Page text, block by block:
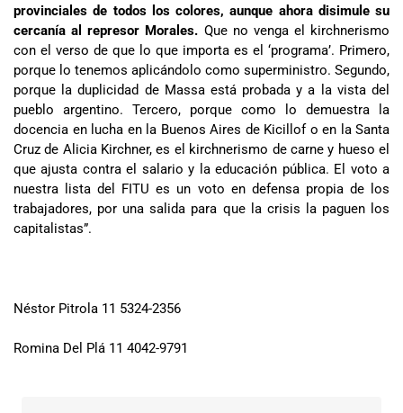
provinciales de todos los colores, aunque ahora disimule su
cercanía al represor Morales. Que no venga el kirchnerismo
con el verso de que lo que importa es el ‘programa’. Primero,
porque lo tenemos aplicándolo como superministro. Segundo,
porque la duplicidad de Massa está probada y a la vista del
pueblo argentino. Tercero, porque como lo demuestra la
docencia en lucha en la Buenos Aires de Kicillof o en la Santa
Cruz de Alicia Kirchner, es el kirchnerismo de carne y hueso el
que ajusta contra el salario y la educación pública. El voto a
nuestra lista del FITU es un voto en defensa propia de los
trabajadores, por una salida para que la crisis la paguen los
capitalistas”.
Néstor Pitrola 11 5324-2356
Romina Del Plá 11 4042-9791